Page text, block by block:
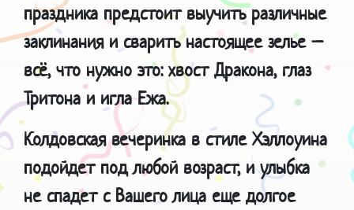
праздника предстоит выучить различные
заклинания и сварить настоящее зелье –
всё, что нужно это: хвост Дракона, глаз
Тритона и игла Ежа.
Колдовская вечеринка в стиле Хэллоуина
подойдет под любой возраст, и улыбка
не спадет с Вашего лица еще долгое